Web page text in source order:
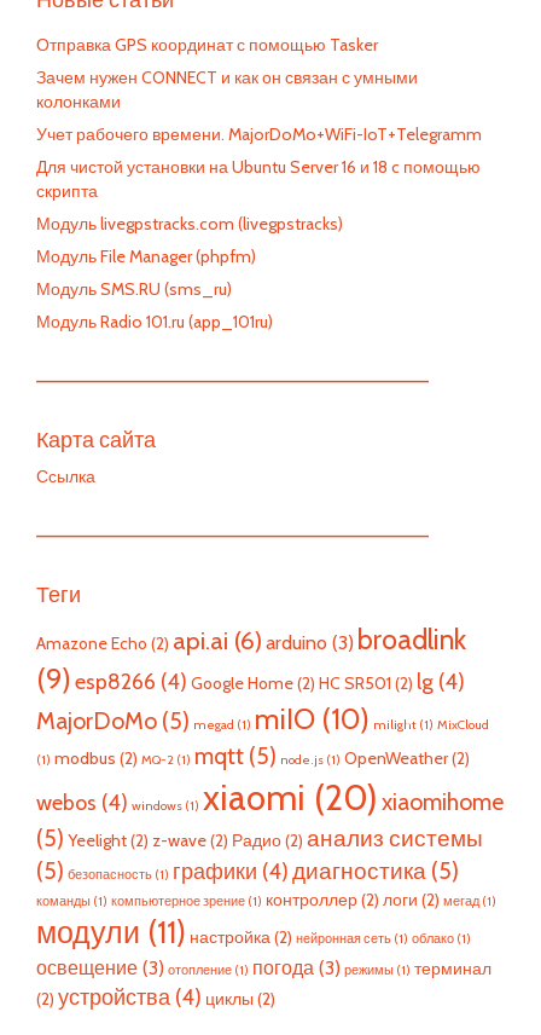
Отправка GPS координат с помощью Tasker
Зачем нужен CONNECT и как он связан с умными
колонками
Учет рабочего времени. MajorDoMo+WiFi-IoT+Telegramm
Для чистой установки на Ubuntu Server 16 и 18 c помощью
скрипта
Модуль livegpstracks.com (livegpstracks)
Модуль File Manager (phpfm)
Модуль SMS.RU (sms_ru)
Модуль Radio 101.ru (app_101ru)
—————————————————————————
Карта сайта
Ссылка
—————————————————————————
Теги
Amazone Echo (2) api.ai (6) arduino (3) broadlink
(9)esp8266 (4) Google Home(2) HC SR501 (2) lg (4)
MajorDoMo (5) megad (1) miIO (10) milight (1) MixCloud
(1) modbus (2) MQ-2 (1) mqtt (5) node.js (1) OpenWeather(2)
webos (4) windows (1) xiaomi (20) xiaomihome
(5) Yeelight(2) z-wave(2) Радио(2) анализ системы
(5) безопасность (1) графики (4)диагностика (5)
команды (1) компьютерное зрение (1) контроллер(2) логи (2) мегад(1)
модули (11) настройка(2) нейронная сеть (1) облако (1)
освещение (3) отопление (1) погода (3) режимы (1) терминал
(2) устройства (4) циклы (2)